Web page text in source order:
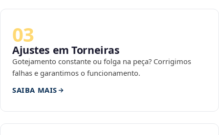
03
Ajustes em Torneiras
Gotejamento constante ou folga na peça? Corrigimos
falhas e garantimos o funcionamento.
SAIBA MAIS